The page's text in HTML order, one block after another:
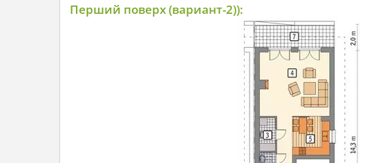
Перший поверх (вариант-2)):